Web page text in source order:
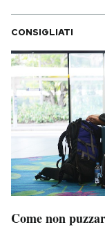
CONSIGLIATI
Come non